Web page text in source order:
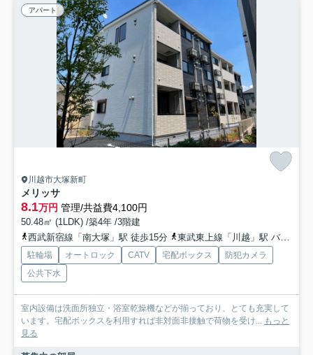
アパート
川越市大塚新町
メリッサ
8.1万円 管理/共益費4,100円
50.48㎡ (1LDK) /築4年 /3階建
西武新宿線「南大塚」駅 徒歩15分
東武東上線「川越」駅 バス12分 「四都野台南」 停歩9分
駐輪場 オートロック CATV 宅配ボックス
防犯カメラ
公共下水
室内設備は洗面所独立・浴室乾燥機などが揃っており、とても充実して
います。宅配ボックスを利用すれば非対面非接触で荷物を受け...
もっと
見る